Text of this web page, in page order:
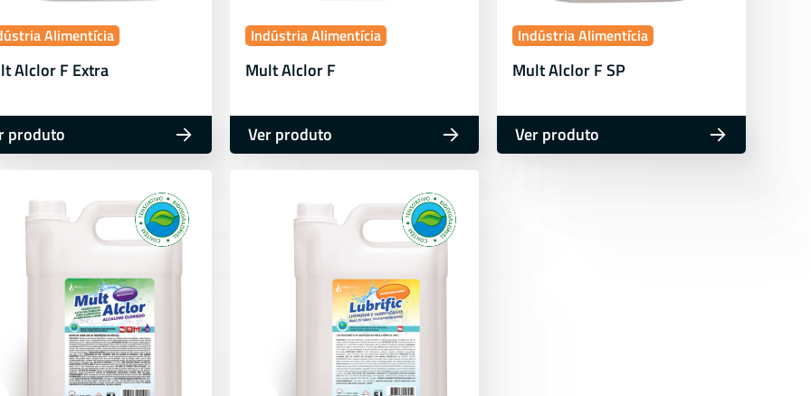
Alimentícia
Alclor F Extra
produto
Indústria Alimentícia
Mult Alclor F
Ver produto
Indústria Alimentícia
Mult Alclor F SP
Ver produto